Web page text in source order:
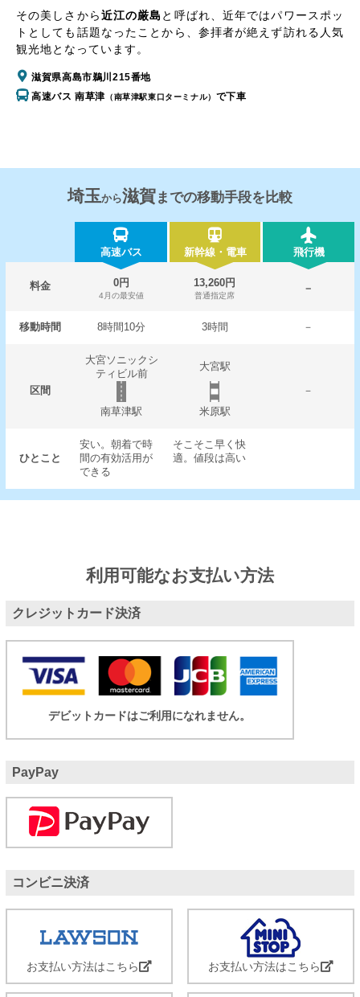
その美しさから近江の厳島 と呼ばれ、近年ではパワースポッ
トとしても話題なったことから、参拝者が絶えず訪れる人気
観光地となっています。
滋賀県高島市鵜川215番地
高速バス 南草津 （南草津駅東口ターミナル） で下車
埼玉から滋賀までの移動手段を比較
高速バス 新幹線・電車 飛行機
料金 0円
4月の最安値
13,260円
普通指定席
－
移動時間 8時間10分 3時間 －
区間
大宮ソニックシ
ティビル前
大宮駅
－
南草津駅
米原駅
ひとこと
安い。朝着で時
間の有効活用が
できる
そこそこ早く快
適。値段は高い
利用可能なお支払い方法
クレジットカード決済
デビットカードはご利用になれません。
PayPay
コンビニ決済
お支払い方法はこちら お支払い方法はこちら